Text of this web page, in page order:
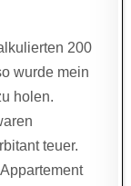
200
wurde mein
holen.
teuer.